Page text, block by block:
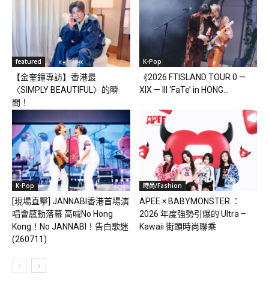
featured
【金奎鐘專訪】香港最
〈SIMPLY BEAUTIFUL〉的瞬
間！
K-Pop
《2026 FTISLAND TOUR 0 —
XIX — III ‘FaTe’ in HONG...
K-Pop
[現場直擊] JANNABI香港首場演
唱會感動落幕 高喊No Hong
Kong！No JANNABI！告白歌迷
(260711)
時尚/Fashion
APEE × BABYMONSTER ：
2026 年度強勢引爆的 Ultra –
Kawaii 街頭時尚聯乘